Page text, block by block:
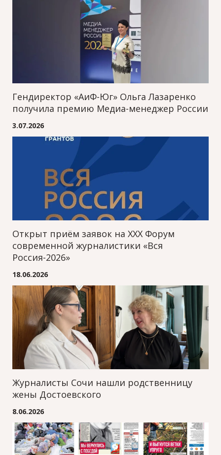
Гендиректор «АиФ-Юг» Ольга Лазаренко
получила премию Медиа-менеджер России
3.07.2026
Открыт приём заявок на XXХ Форум
современной журналистики «Вся
Россия-2026»
18.06.2026
Журналисты Сочи нашли родственницу
жены Достоевского
8.06.2026